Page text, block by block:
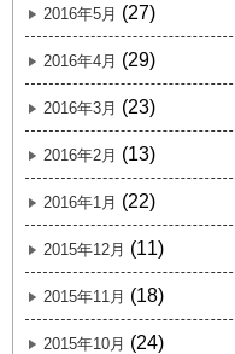
2016年5月 (27)
2016年4月 (29)
2016年3月 (23)
2016年2月 (13)
2016年1月 (22)
2015年12月 (11)
2015年11月 (18)
2015年10月 (24)